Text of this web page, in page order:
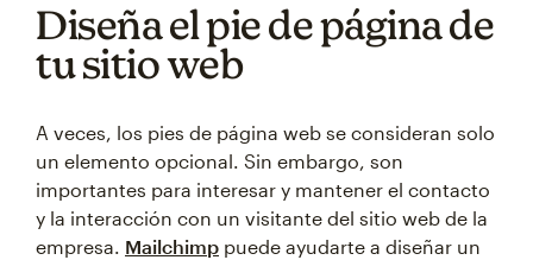
Diseña el pie de página de
tu sitio web
A veces, los pies de página web se consideran solo
un elemento opcional. Sin embargo, son
importantes para interesar y mantener el contacto
y la interacción con un visitante del sitio web de la
empresa. Mailchimp puede ayudarte a diseñar un